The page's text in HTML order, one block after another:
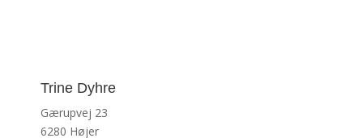
Trine Dyhre
Gærupvej 23
6280 Højer